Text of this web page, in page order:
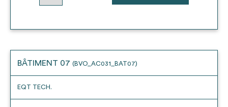
BÂTIMENT 07 (BVO_AC031_BAT07)
EQT TECH.